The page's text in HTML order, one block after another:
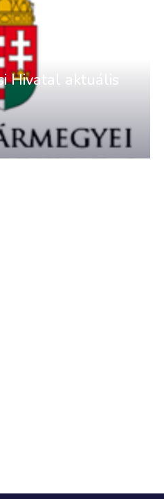
Hivatal aktuális